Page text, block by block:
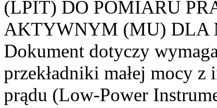
(LPIT) DO POMIARU
AKTYWNYM (MU) DLA
Dokument dotyczy
przekładniki małej mocy
prądu (Low-Power